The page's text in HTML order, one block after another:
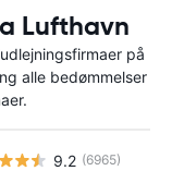
Lufthavn
på
alle bedømmelser
9.2 (6965)